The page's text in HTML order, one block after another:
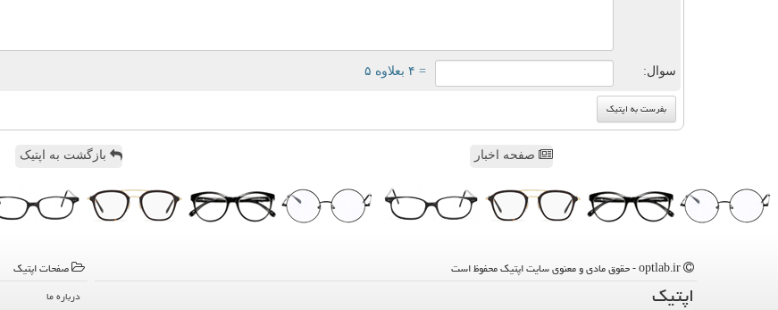
سوال: = ۴ بعلاوه ۵
صفحه اخبار بازگشت به اپتیک
اپتیك
صفحات اپتیك
درباره ما